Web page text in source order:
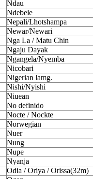
Ndau
Ndebele
Nepali/Lhotshampa
Newar/Newari
Nga La / Matu Chin
Ngaju Dayak
Ngangela/Nyemba
Nicobari
Nigerian lamg.
Nishi/Nyishi
Niuean
No definido
Nocte / Nockte
Norwegian
Nuer
Nung
Nupe
Nyanja
Odia / Oriya / Orissa(32m)